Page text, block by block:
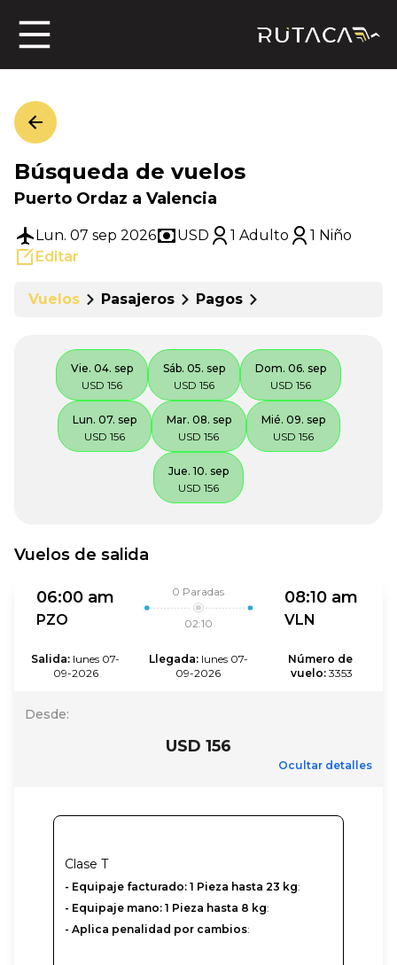
Búsqueda de vuelos
Puerto Ordaz a Valencia
Lun. 07 sep 2026 USD 1 Adulto
1 Niño
Editar
Vuelos Pasajeros Pagos
Vie. 04. sep
USD 156
Sáb. 05. sep
USD 156
Dom. 06. sep
USD 156
Lun. 07. sep
USD 156
Mar. 08. sep
USD 156
Mié. 09. sep
USD 156
Jue. 10. sep
USD 156
Vuelos de salida
06:00 am
PZO
0 Paradas
02:10
08:10 am
VLN
Salida: lunes 07-
09-2026
Llegada: lunes 07-
09-2026
Número de
vuelo: 3353
Desde:
USD 156
Ocultar detalles
Clase T
- Equipaje facturado: 1 Pieza hasta 23 kg:
- Equipaje mano: 1 Pieza hasta 8 kg:
- Aplica penalidad por cambios: